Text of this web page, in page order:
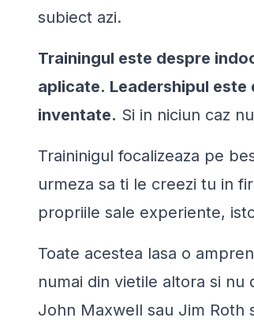
subiect azi.
Trainingul este despre
aplicate. Leadershipul
inventate. Si in niciun caz
Traininigul focalizeaza pe
urmeza sa ti le creezi tu in
propriile sale experiente,
Toate acestea lasa o
numai din vietile altora si
John Maxwell sau Jim